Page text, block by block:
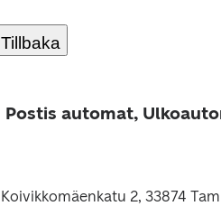
Tillbaka
Postis automat,
Koivikkomäenkatu 2, 33874